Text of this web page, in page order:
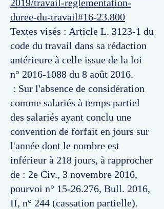
2019/travail-reglementation-
duree-du-travail#16-23.800
Textes visés : Article L. 3123-1 du
code du travail dans sa rédaction
antérieure à celle issue de la loi
n° 2016-1088 du 8 août 2016.
: Sur l'absence de considération
comme salariés à temps partiel
des salariés ayant conclu une
convention de forfait en jours sur
l'année dont le nombre est
inférieur à 218 jours, à rapprocher
de : 2e Civ., 3 novembre 2016,
pourvoi n° 15-26.276, Bull. 2016,
II, n° 244 (cassation partielle).